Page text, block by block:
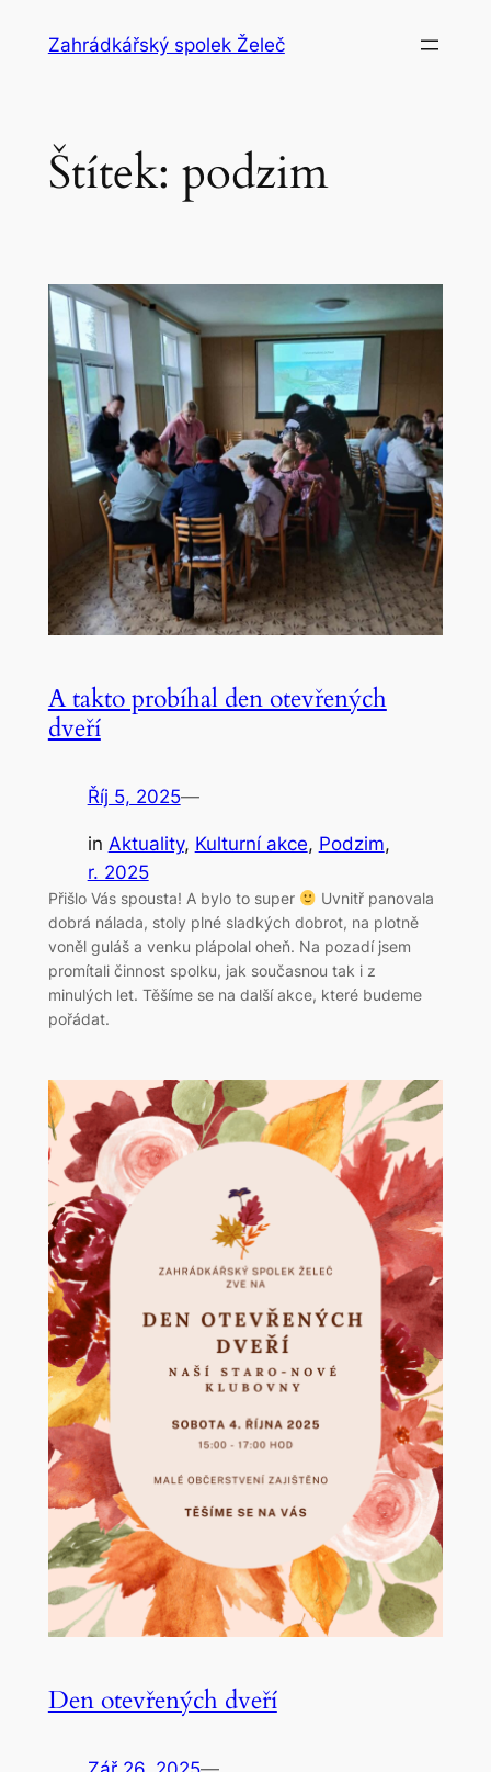
Zahrádkářský spolek Želeč
Štítek: podzim
A takto probíhal den otevřených
dveří
Říj 5, 2025—
in Aktuality, Kulturní akce, Podzim
r. 2025
Přišlo Vás spousta! A bylo to super
Uvnitř panovala
dobrá nálada, stoly plné sladkých dobrot, na plotně
voněl guláš a venku plápolal oheň. Na pozadí jsem
promítali činnost spolku, jak současnou tak i z
minulých let. Těšíme se na další akce, které budeme
pořádat.
Den otevřených dveří